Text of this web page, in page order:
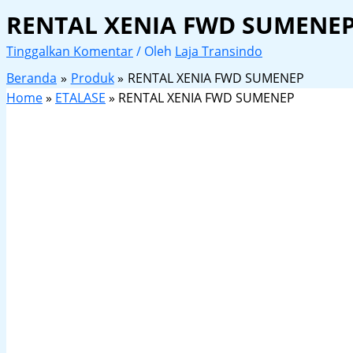
RENTAL XENIA FWD
Tinggalkan Komentar/ Oleh Laja Transindo
Beranda
Produk
RENTAL XENIA FWD SUMENEP
Home» ETALASE » RENTAL XENIA FWD SUMENEP